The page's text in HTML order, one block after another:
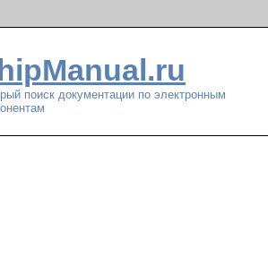
поиск документации по электронным